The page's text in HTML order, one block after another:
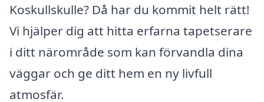
Koskullskulle? Då har du kommit helt rätt!
Vi hjälper dig att hitta erfarna tapetserare
i ditt närområde som kan förvandla dina
väggar och ge ditt hem en ny livfull
atmosfär.